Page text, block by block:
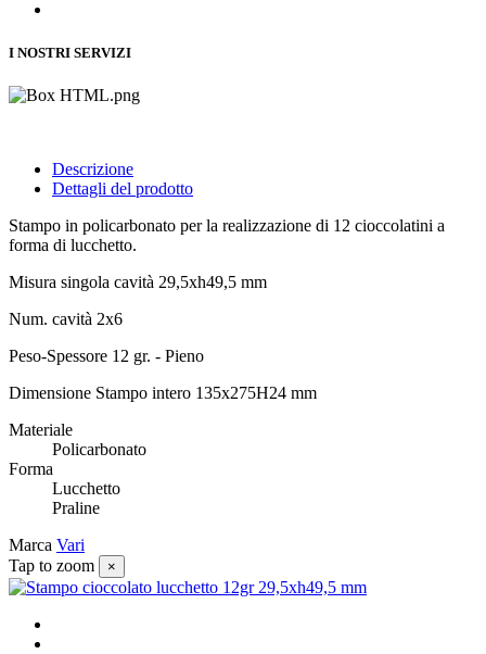
I NOSTRI SERVIZI
Descrizione
Dettagli del prodotto
Stampo in policarbonato per la realizzazione di 12 cioccolatini a
forma di lucchetto.
Misura singola cavità 29,5xh49,5 mm
Num. cavità 2x6
Peso-Spessore 12 gr. - Pieno
Dimensione Stampo intero 135x275H24 mm
Materiale
Policarbonato
Forma
Lucchetto
Praline
Marca Vari
Tap to zoom
×